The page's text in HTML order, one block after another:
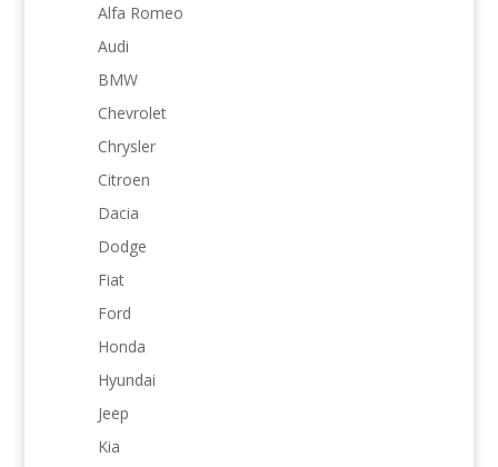
Alfa Romeo
Audi
BMW
Chevrolet
Chrysler
Citroen
Dacia
Dodge
Fiat
Ford
Honda
Hyundai
Jeep
Kia